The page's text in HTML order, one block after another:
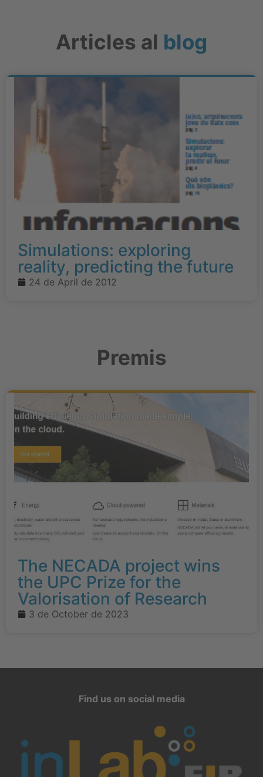
Articles al blog
Simulations: exploring
reality, predicting the future
24 de April de 2012
Premis
The NECADA project wins
the UPC Prize for the
Valorisation of Research
3 de October de 2023
Find us on social media